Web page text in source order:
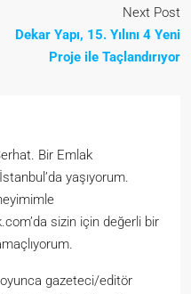
Next Post
Dekar Yapı, 15. Yılını 4 Yeni
Proje ile Taçlandırıyor
Bir Emlak
yaşıyorum.
sizin için değerli bir
gazeteci/editör